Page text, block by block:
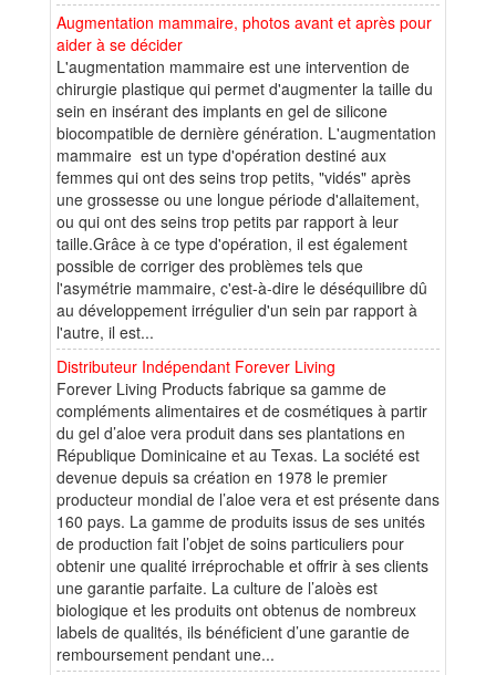
Augmentation mammaire, photos avant et après pour
aider à se décider
L'augmentation mammaire est une intervention de
chirurgie plastique qui permet d'augmenter la taille du
sein en insérant des implants en gel de silicone
biocompatible de dernière génération. L'augmentation
mammaire est un type d'opération destiné aux
femmes qui ont des seins trop petits, "vidés" après
une grossesse ou une longue période d'allaitement,
ou qui ont des seins trop petits par rapport à leur
taille.Grâce à ce type d'opération, il est également
possible de corriger des problèmes tels que
l'asymétrie mammaire, c'est-à-dire le déséquilibre dû
au développement irrégulier d'un sein par rapport à
l'autre, il est...
Distributeur Indépendant Forever Living
Forever Living Products fabrique sa gamme de
compléments alimentaires et de cosmétiques à partir
du gel d’aloe vera produit dans ses plantations en
République Dominicaine et au Texas. La société est
devenue depuis sa création en 1978 le premier
producteur mondial de l’aloe vera et est présente dans
160 pays. La gamme de produits issus de ses unités
de production fait l’objet de soins particuliers pour
obtenir une qualité irréprochable et offrir à ses clients
une garantie parfaite. La culture de l’aloès est
biologique et les produits ont obtenus de nombreux
labels de qualités, ils bénéficient d’une garantie de
remboursement pendant une...